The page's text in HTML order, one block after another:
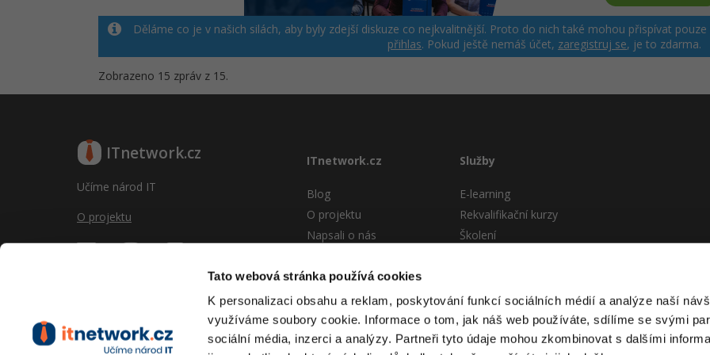
Tato webová stránka používá cookies
K personalizaci obsahu a reklam, poskytování funkcí sociálních médií a analýze naší
využíváme soubory cookie. Informace o tom, jak náš web používáte, sdílíme se svými
sociální média, inzerci a analýzy. Partneři tyto údaje mohou zkombinovat s dalšími
Děláme co je v našich silách, aby byly zdejší diskuze co nejkvalitnější. Proto do nich také mohou přispívat
přihlas. Pokud ještě nemáš účet, zaregistruj se, je to zdarma.
Zobrazeno 15 zpráv z 15.
ITnetwork.cz
Učíme národ IT
O projektu
ITnetwork.cz
Blog
O projektu
Napsali o nás
Vývoj systému
Provozní podmínky
RSS
Kontakt
Služby
E-learning
Rekvalifikační kurzy
Školení